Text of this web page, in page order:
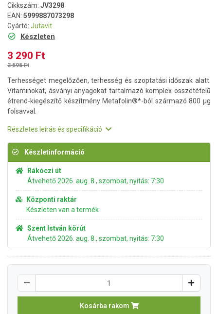
Cikkszám: JV3298
EAN: 5999887073298
Gyártó: Jutavit
Készleten
3 290 Ft
3 595 Ft
Terhességet megelőzően, terhesség és szoptatási időszak alatt.
Vitaminokat, ásványi anyagokat tartalmazó komplex összetételű
étrend-kiegészítő készítmény Metafolin®*-ból származó 800 μg
folsavval.
Részletes leírás és specifikáció
Készletinformáció
Rákóczi út
Átvehető 2026. aug. 8., szombat, nyitás: 7:30
Központi raktár
Készleten van a termék
Szent István körút
Átvehető 2026. aug. 8., szombat, nyitás: 7:30
Kosárba rakom